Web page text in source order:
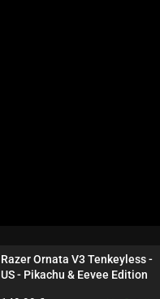
Razer Ornata V3 Tenkeyless -
US - Pikachu & Eevee Edition